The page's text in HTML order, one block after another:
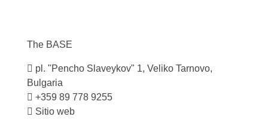
The BASE
pl. "Pencho Slaveykov" 1, Veliko Tarnovo,
Bulgaria
+359 89 778 9255
Sitio web